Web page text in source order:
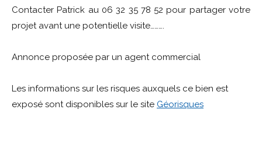
Contacter Patrick au 06 32 35 78 52 pour partager votre
projet avant une potentielle visite……….
Annonce proposée par un agent commercial
Les informations sur les risques auxquels ce bien est
exposé sont disponibles sur le site Géorisques